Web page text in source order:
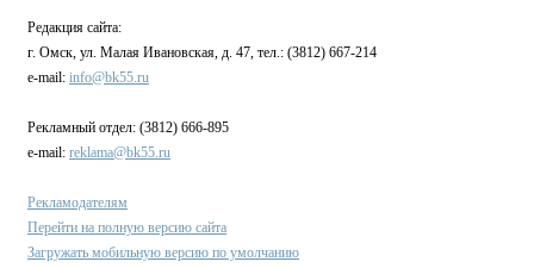
Редакция сайта:
г. Омск, ул. Малая Ивановская, д. 47, тел.: (3812) 667-214
e-mail: info@bk55.ru
Рекламный отдел: (3812) 666-895
e-mail: reklama@bk55.ru
Рекламодателям
Перейти на полную версию сайта
Загружать мобильную версию по умолчанию